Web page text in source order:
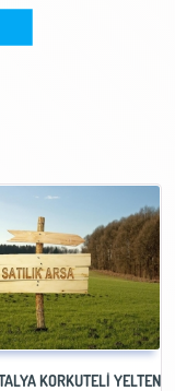
KORKUTELI YELTEN